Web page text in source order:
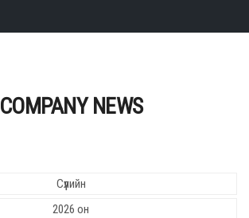
COMPANY NEWS
Сүүлийн
2026 он